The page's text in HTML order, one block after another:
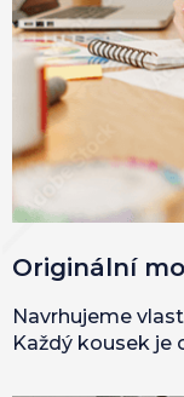
Originální
Navrhujeme
Každý kousek je